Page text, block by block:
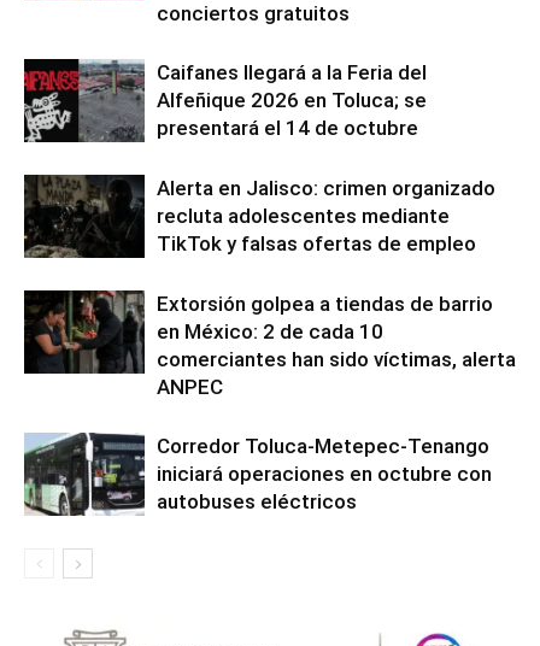
conciertos gratuitos
Caifanes llegará a la Feria del
Alfeñique 2026 en Toluca; se
presentará el 14 de octubre
Alerta en Jalisco: crimen organizado
recluta adolescentes mediante
TikTok y falsas ofertas de empleo
Extorsión golpea a tiendas de barrio
en México: 2 de cada 10
comerciantes han sido víctimas, alerta
ANPEC
Corredor Toluca-Metepec-Tenango
iniciará operaciones en octubre con
autobuses eléctricos